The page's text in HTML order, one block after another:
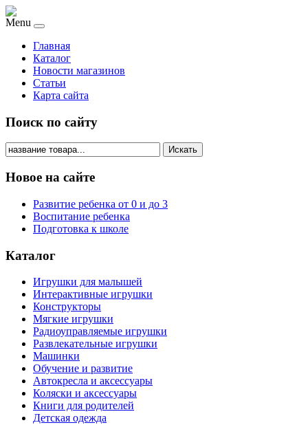
Menu
Главная
Каталог
Новости магазинов
Статьи
Карта сайта
Поиск по сайту
Искать
Новое на сайте
Развитие ребенка от 0 и до 3
Воспитание ребенка
Подготовка к школе
Каталог
Игрушки для малышей
Интерактивные игрушки
Конструкторы
Мягкие игрушки
Радиоуправляемые игрушки
Развлекательные игрушки
Машинки
Обучение и развитие
Автокресла и аксессуары
Коляски и аксессуары
Книги для родителей
Детская одежда